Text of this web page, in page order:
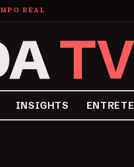
REAL
TV
INSIGHTS